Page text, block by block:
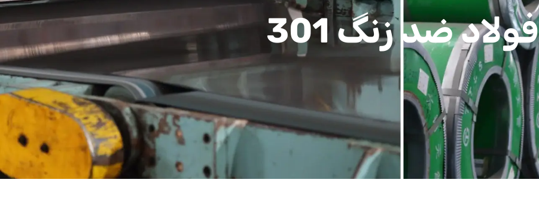
فولاد ضد زنگ 301